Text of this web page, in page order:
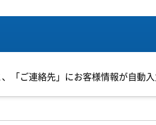
「ご連絡先」にお客様情報が自動入